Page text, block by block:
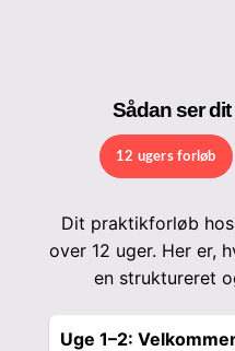
Sådan ser
12 ugers forløb
Dit praktikforløb
over 12 uger. Her er,
en struktureret
Uge 1–2: